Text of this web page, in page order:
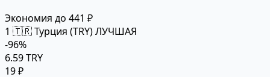
Экономия до 441 ₽
1 🇹🇷 Турция (TRY)ЛУЧШАЯ
-96%
6.59 TRY
19 ₽